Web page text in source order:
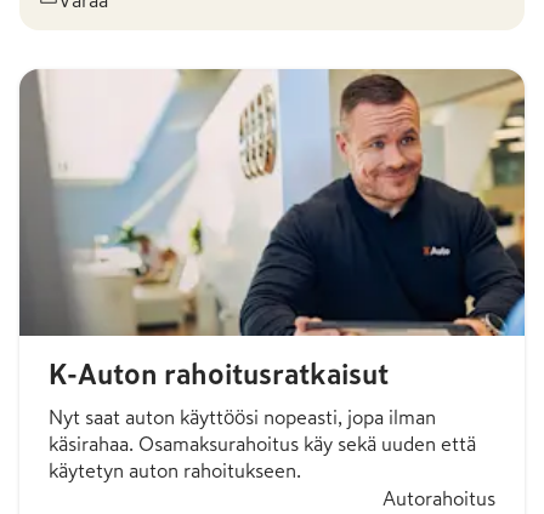
K-Auton rahoitusratkaisut
Nyt saat auton käyttöösi nopeasti, jopa ilman
käsirahaa. Osamaksurahoitus käy sekä uuden että
käytetyn auton rahoitukseen.
Autorahoitus